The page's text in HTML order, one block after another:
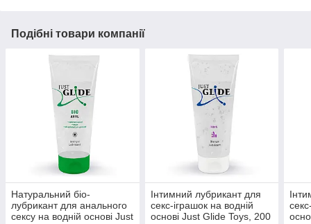
Подібні товари компанії
Натуральний біо-
лубрикант для анального
сексу на водній основі Just
Інтимний лубрикант для
секс-іграшок на водній
основі Just Glide Toys, 200